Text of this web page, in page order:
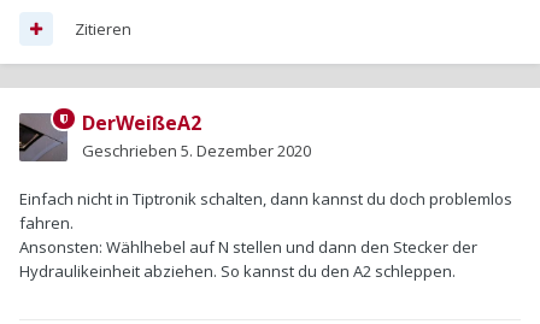
Zitieren
DerWeißeA2
Geschrieben 5. Dezember 2020
Einfach nicht in Tiptronik schalten, dann kannst du doch problemlos
fahren.
Ansonsten: Wählhebel auf N stellen und dann den Stecker der
Hydraulikeinheit abziehen. So kannst du den A2 schleppen.